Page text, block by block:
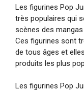
Les figurines Pop
très populaires qui
scènes des
Ces figurines sont
de tous âges et
produits les plus
Les figurines Pop